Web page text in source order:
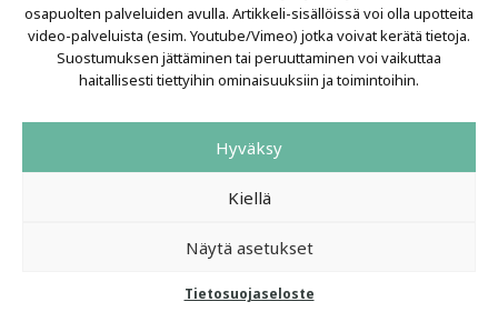
osapuolten palveluiden avulla. Artikkeli-sisällöissä voi olla upotteita
video-palveluista (esim. Youtube/Vimeo) jotka voivat kerätä tietoja.
Suostumuksen jättäminen tai peruuttaminen voi vaikuttaa
haitallisesti tiettyihin ominaisuuksiin ja toimintoihin.
Hyväksy
Kiellä
Näytä asetukset
Tietosuojaseloste